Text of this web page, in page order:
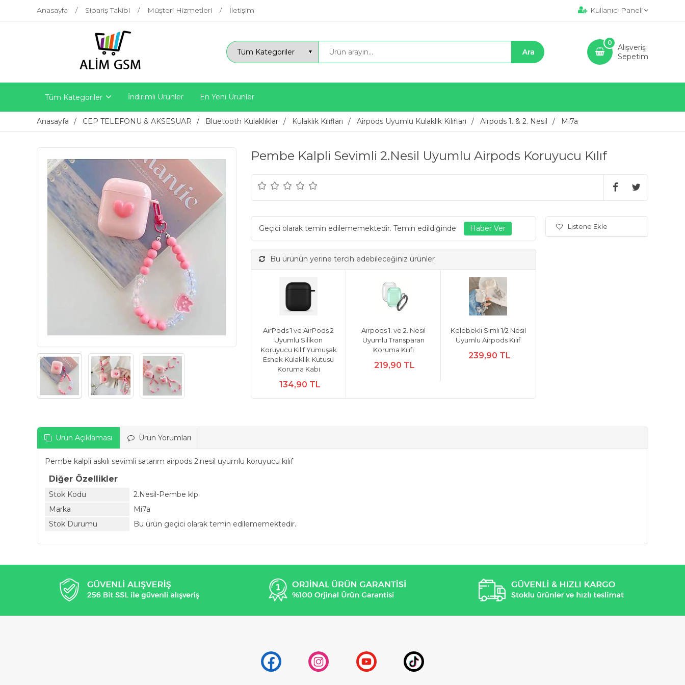
Anasayfa Sipariş Takibi Müşteri Hizmetleri İletişim Kullanıcı Paneli
Alışveriş
Sepetim
0
Tüm Kategoriler İndirimli Ürünler En Yeni Ürünler
Anasayfa CEP TELEFONU & AKSESUAR Bluetooth Kulaklıklar Kulaklık Kılıfları Airpods Uyumlu Kulaklık Kılıfları Airpods 1. & 2. Nesil Mi7a
Pembe Kalpli Sevimli 2.Nesil Uyumlu Airpods Koruyucu Kılıf
Geçici olarak temin edilememektedir. Temin edildiğinde
Bu ürünün yerine tercih edebileceğiniz ürünler
AirPods 1 ve AirPods 2
Uyumlu Silikon
Koruyucu Kılıf Yumuşak
Esnek Kulaklık Kutusu
Koruma Kabı
134,90 TL
Airpods 1. ve 2. Nesil
Uyumlu Transparan
Koruma Kılıfı
219,90 TL
Kelebekli Simli 1/2 Nesil
Uyumlu Airpods Kılıf
239,90 TL
Listene Ekle
Ürün Açıklaması Ürün Yorumları
Pembe kalpli askılı sevimli satarım airpods 2.nesil uyumlu koruyucu kılıf
Diğer Özellikler
Stok Kodu
2.Nesil-Pembe klp
Marka
Mi7a
Stok Durumu
Bu ürün geçici olarak temin edilememektedir.